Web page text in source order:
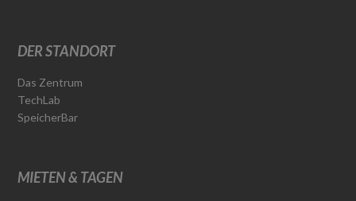
DER STANDORT
Das Zentrum
TechLab
SpeicherBar
MIETEN & TAGEN